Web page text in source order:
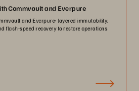
Commvault and Everpure
and Everpure: layered immutability,
flash-speed recovery to restore operations